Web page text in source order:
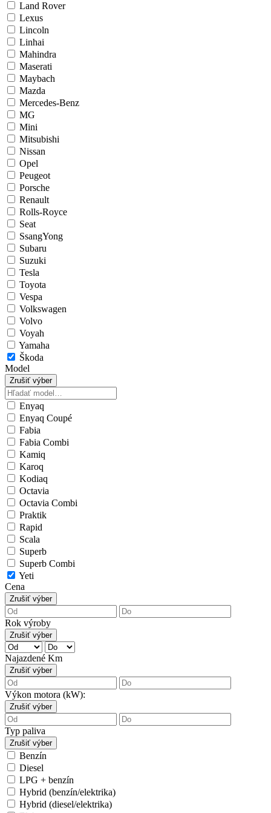
Land Rover
Lexus
Lincoln
Linhai
Mahindra
Maserati
Maybach
Mazda
Mercedes-Benz
MG
Mini
Mitsubishi
Nissan
Opel
Peugeot
Porsche
Renault
Rolls-Royce
Seat
SsangYong
Subaru
Suzuki
Tesla
Toyota
Vespa
Volkswagen
Volvo
Voyah
Yamaha
Škoda
Model
Zrušiť výber
Enyaq
Enyaq Coupé
Fabia
Fabia Combi
Kamiq
Karoq
Kodiaq
Octavia
Octavia Combi
Praktik
Rapid
Scala
Superb
Superb Combi
Yeti
Cena
Zrušiť výber
Rok výroby
Zrušiť výber
Najazdené Km
Zrušiť výber
Výkon motora (kW):
Zrušiť výber
Typ paliva
Zrušiť výber
Benzín
Diesel
LPG + benzín
Hybrid (benzín/elektrika)
Hybrid (diesel/elektrika)